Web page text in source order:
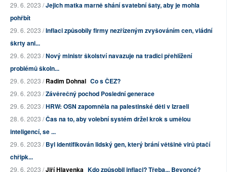
29. 6. 2023 /Jejich matka marně shání svatební šaty, aby je mohla
pohřbít
29. 6. 2023 /Inflaci způsobily firmy nezřízeným zvyšováním cen, vládní
škrty ani...
29. 6. 2023 /Nový ministr školství navazuje na tradici přehlížení
problémů školn...
29. 6. 2023 /Radim Dohnal Co s ČEZ?
29. 6. 2023 /Závěrečný pochod Poslední generace
29. 6. 2023 /HRW: OSN zapomněla na palestinské děti v Izraeli
28. 6. 2023 /Čas na to, aby volební systém držel krok s umělou
inteligencí, se ...
29. 6. 2023 /Byl identifikován lidský gen, který brání většině virů ptačí
chřipk...
29. 6. 2023 /Jiří Hlavenka Kdo způsobil inflaci? Třeba... Beyoncé?